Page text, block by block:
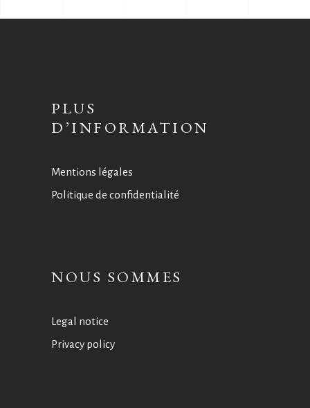
PLUS
D’INFORMATION
Mentions légales
Politique de confidentialité
NOUS SOMMES
Legal notice
Privacy policy